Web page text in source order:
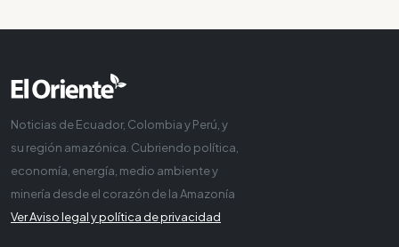
Noticias de Ecuador, Colombia y Perú, y
su región amazónica. Cubriendo política,
economía, energía, medio ambiente y
minería desde el corazón de la Amazonía
Ver Aviso legal y política de privacidad